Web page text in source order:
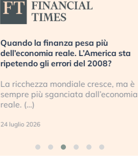
Quando la finanza pesa più
dell’economia reale. L’America sta
ripetendo gli errori del 2008?
La ricchezza mondiale cresce, ma è
sempre più sganciata dall’economia
reale. (…)
24 luglio 2026